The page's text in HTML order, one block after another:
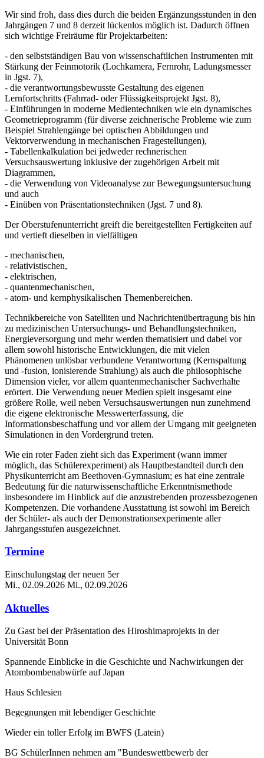
Wir sind froh, dass dies durch die beiden Ergänzungsstunden in den
Jahrgängen 7 und 8 derzeit lückenlos möglich ist. Dadurch öffnen
sich wichtige Freiräume für Projektarbeiten:
- den selbstständigen Bau von wissenschaftlichen Instrumenten mit
Stärkung der Feinmotorik (Lochkamera, Fernrohr, Ladungsmesser
in Jgst. 7),
- die verantwortungsbewusste Gestaltung des eigenen
Lernfortschritts (Fahrrad- oder Flüssigkeitsprojekt Jgst. 8),
- Einführungen in moderne Medientechniken wie ein dynamisches
Geometrieprogramm (für diverse zeichnerische Probleme wie zum
Beispiel Strahlengänge bei optischen Abbildungen und
Vektorverwendung in mechanischen Fragestellungen),
- Tabellenkalkulation bei jedweder rechnerischen
Versuchsauswertung inklusive der zugehörigen Arbeit mit
Diagrammen,
- die Verwendung von Videoanalyse zur Bewegungsuntersuchung
und auch
- Einüben von Präsentationstechniken (Jgst. 7 und 8).
Der Oberstufenunterricht greift die bereitgestellten Fertigkeiten auf
und vertieft dieselben in vielfältigen
- mechanischen,
- relativistischen,
- elektrischen,
- quantenmechanischen,
- atom- und kernphysikalischen Themenbereichen.
Technikbereiche von Satelliten und Nachrichtenübertragung bis hin
zu medizinischen Untersuchungs- und Behandlungstechniken,
Energieversorgung und mehr werden thematisiert und dabei vor
allem sowohl historische Entwicklungen, die mit vielen
Phänomenen unlösbar verbundene Verantwortung (Kernspaltung
und -fusion, ionisierende Strahlung) als auch die philosophische
Dimension vieler, vor allem quantenmechanischer Sachverhalte
erörtert. Die Verwendung neuer Medien spielt insgesamt eine
größere Rolle, weil neben Versuchsauswertungen nun zunehmend
die eigene elektronische Messwerterfassung, die
Informationsbeschaffung und vor allem der Umgang mit geeigneten
Simulationen in den Vordergrund treten.
Wie ein roter Faden zieht sich das Experiment (wann immer
möglich, das Schülerexperiment) als Hauptbestandteil durch den
Physikunterricht am Beethoven-Gymnasium; es hat eine zentrale
Bedeutung für die naturwissenschaftliche Erkenntnismethode
insbesondere im Hinblick auf die anzustrebenden prozessbezogenen
Kompetenzen. Die vorhandene Ausstattung ist sowohl im Bereich
der Schüler- als auch der Demonstrationsexperimente aller
Jahrgangsstufen ausgezeichnet.
Termine
Einschulungstag der neuen 5er
Mi., 02.09.2026 Mi., 02.09.2026
Aktuelles
Zu Gast bei der Präsentation des Hiroshimaprojekts in der
Universität Bonn
Spannende Einblicke in die Geschichte und Nachwirkungen der
Atombombenabwürfe auf Japan
Haus Schlesien
Begegnungen mit lebendiger Geschichte
Wieder ein toller Erfolg im BWFS (Latein)
BG SchülerInnen nehmen am "Bundeswettbewerb der